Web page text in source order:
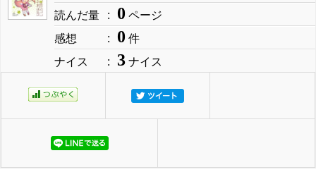
読んだ量
0 ページ
感想
0 件
ナイス
3 ナイス